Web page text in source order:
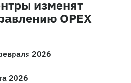
изменят
OPEX
2026
2026